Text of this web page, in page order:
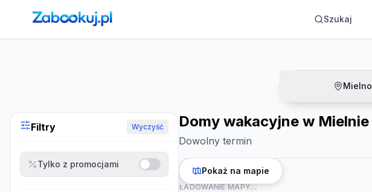
Strona główna ›Noclegi Szukaj
Mielno
Filtry Wyczyść
Tylko z promocjami
Domy wakacyjne w Mielnie
Dowolny termin
ŁADOWANIE MAPY…
Pokaż na mapie